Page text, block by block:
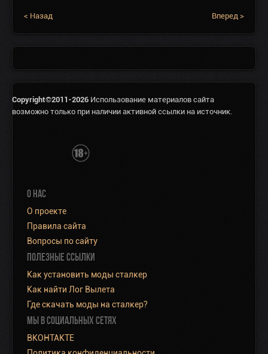
< Назад Вперед >
Copyright©2011-2026 Использование материалов сайта
возможно только при наличии активной ссылки на источник.
О НАС
О проекте
Правила сайта
Вопросы по сайту
ПОЛЕЗНЫЕ ССЫЛКИ
Как установить моды сталкер
Как найти Лог Вылета
Где скачать моды на сталкер?
МЫ В СОЦИАЛЬНЫХ СЕТЯХ
ВКОНТАКТЕ